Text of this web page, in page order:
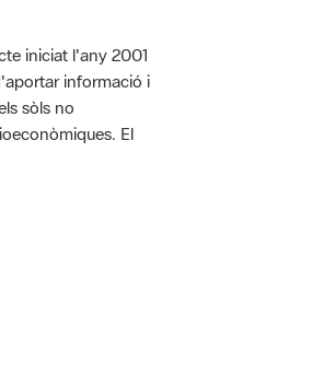
iniciat l'any 2001
informació i
sòls no
El